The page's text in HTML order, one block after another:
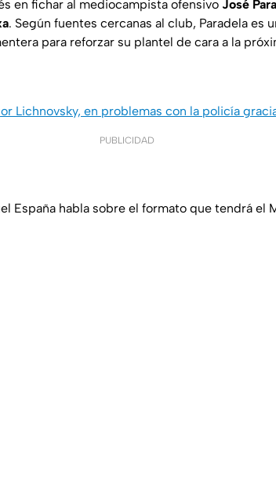
en fichar al mediocampista ofensivo José
. Según fuentes cercanas al club, Paradela es
para reforzar su plantel de cara a la
Lichnovsky, en problemas con la policía
PUBLICIDAD
España habla sobre el formato que tendrá el